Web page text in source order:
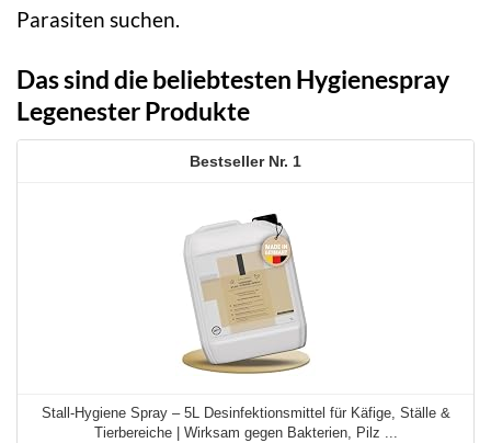
Parasiten suchen.
Das sind die beliebtesten Hygienespray
Legenester Produkte
1
Stall-Hygiene Spray – 5L Desinfektionsmittel für Käfige, Ställe &
Tierbereiche | Wirksam gegen Bakterien, Pilz ...